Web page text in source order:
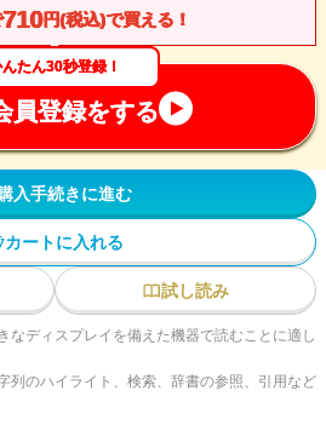
710円(税込)で買える！
たん30秒登録！
員登録をする
購入手続きに進む
カートに入れる
試し読み
ディスプレイを備えた機器で読むことに適し
列のハイライト、検索、辞書の参照、引用など